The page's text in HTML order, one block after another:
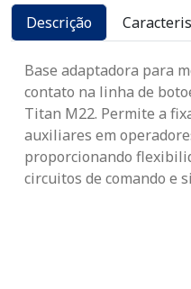
Descrição
Base adaptadora para
contato na linha de
Titan M22. Permite a
auxiliares em
proporcionando
circuitos de comando e